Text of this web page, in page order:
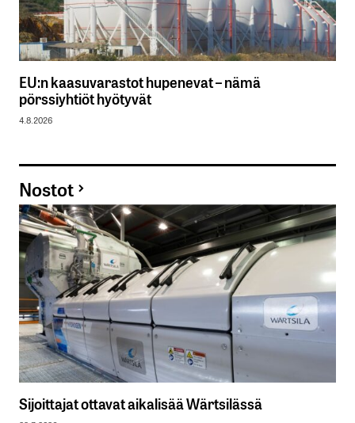
EU:n kaasuvarastot hupenevat – nämä
pörssiyhtiöt hyötyvät
4.8.2026
Nostot
Sijoittajat ottavat aikalisää Wärtsilässä